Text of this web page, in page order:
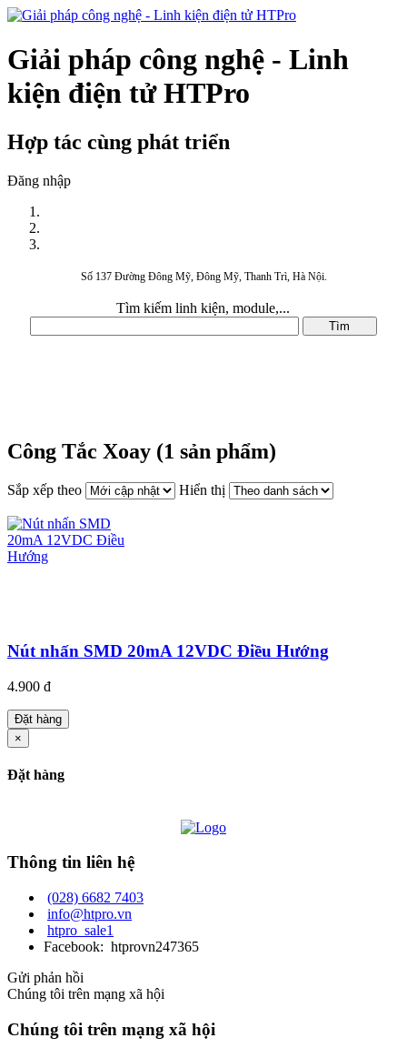
Giải pháp công nghệ - Linh
kiện điện tử HTPro
Hợp tác cùng phát triển
Đăng nhập
Số 137 Đường Đông Mỹ, Đông Mỹ, Thanh Trì, Hà Nội.
Tìm kiếm linh kiện, module,...
Công Tắc Xoay (1 sản phẩm)
Sắp xếp theo Hiển thị
Nút nhấn SMD 20mA 12VDC Điều Hướng
4.900 đ
Đặt hàng
×
Đặt hàng
Thông tin liên hệ
(028) 6682 7403
info@htpro.vn
htpro_sale1
Facebook: htprovn247365
Gửi phản hồi
Chúng tôi trên mạng xã hội
Chúng tôi trên mạng xã hội